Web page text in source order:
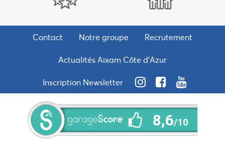
Contact Notre groupe Recrutement
Actualités Aixam Côte d'Azur
Inscription Newsletter